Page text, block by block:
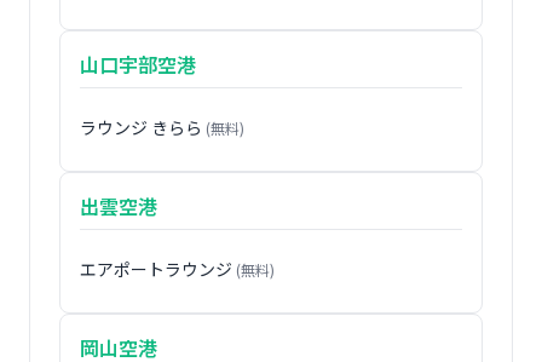
山口宇部空港
ラウンジ きらら (無料)
出雲空港
エアポートラウンジ (無料)
岡山空港